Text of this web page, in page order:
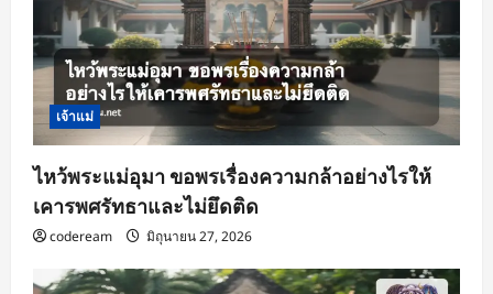
เจ้าแม่
ไหว้พระแม่อุมา ขอพรเรื่องความกล้าอย่างไรให้
เคารพศรัทธาและไม่ยึดติด
codeream มิถุนายน 27, 2026